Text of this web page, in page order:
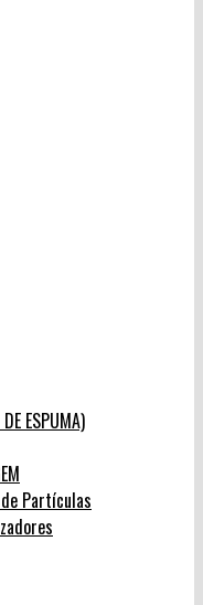
ESPUMA)
Partículas